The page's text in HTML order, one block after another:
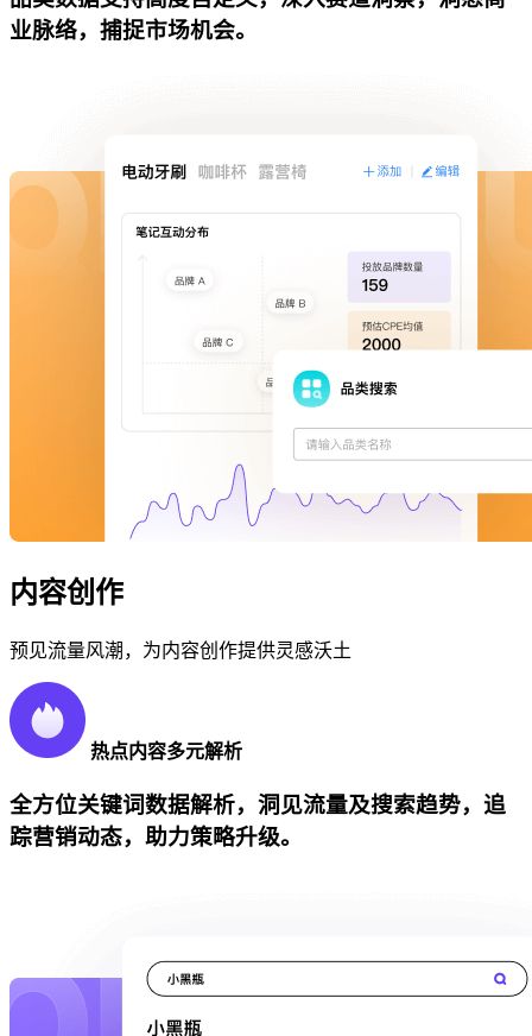
业脉络，捕捉市场机会。
内容创作
预见流量风潮，为内容创作提供灵感沃土
热点内容多元解析
全方位关键词数据解析，洞见流量及搜索趋势，追
踪营销动态，助力策略升级。